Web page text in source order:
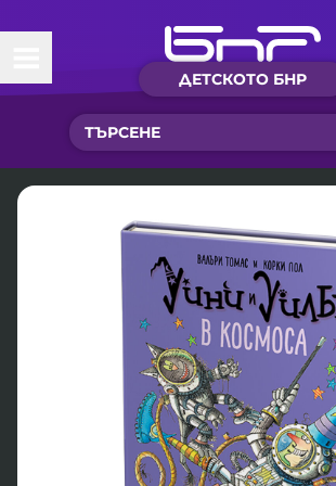
ДЕТСКОТО БНР
Начало
Какво ново?
Детско радио
Новините на детски език
Приказки
Песнички
Интересен архив
Нашите гости